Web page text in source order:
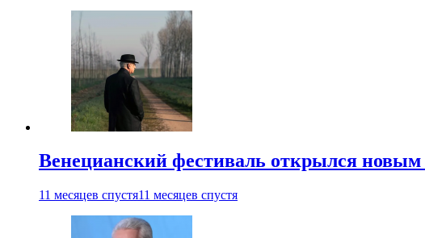
Венецианский фестиваль открылся
11 месяцев спустя11 месяцев спустя